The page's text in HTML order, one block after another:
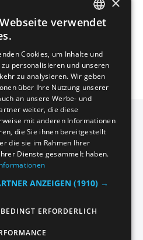
newsletter
Abonnieren
ENGLISH
ITALIAN
SPANISH
verwendet
Cookies, um Inhalte und
personalisieren und unseren
zu analysieren. Wir geben
über Ihre Nutzung unserer
an unsere Werbe- und
weiter, die diese
mit anderen Informationen
die Sie ihnen bereitgestellt
die sie im Rahmen Ihrer
Dienste gesammelt haben.
ANZEIGEN (1910) →
ERFORDERLICH